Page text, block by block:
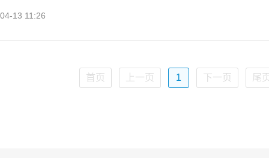
04-13 11:26
首页 上一页 1 下一页 尾